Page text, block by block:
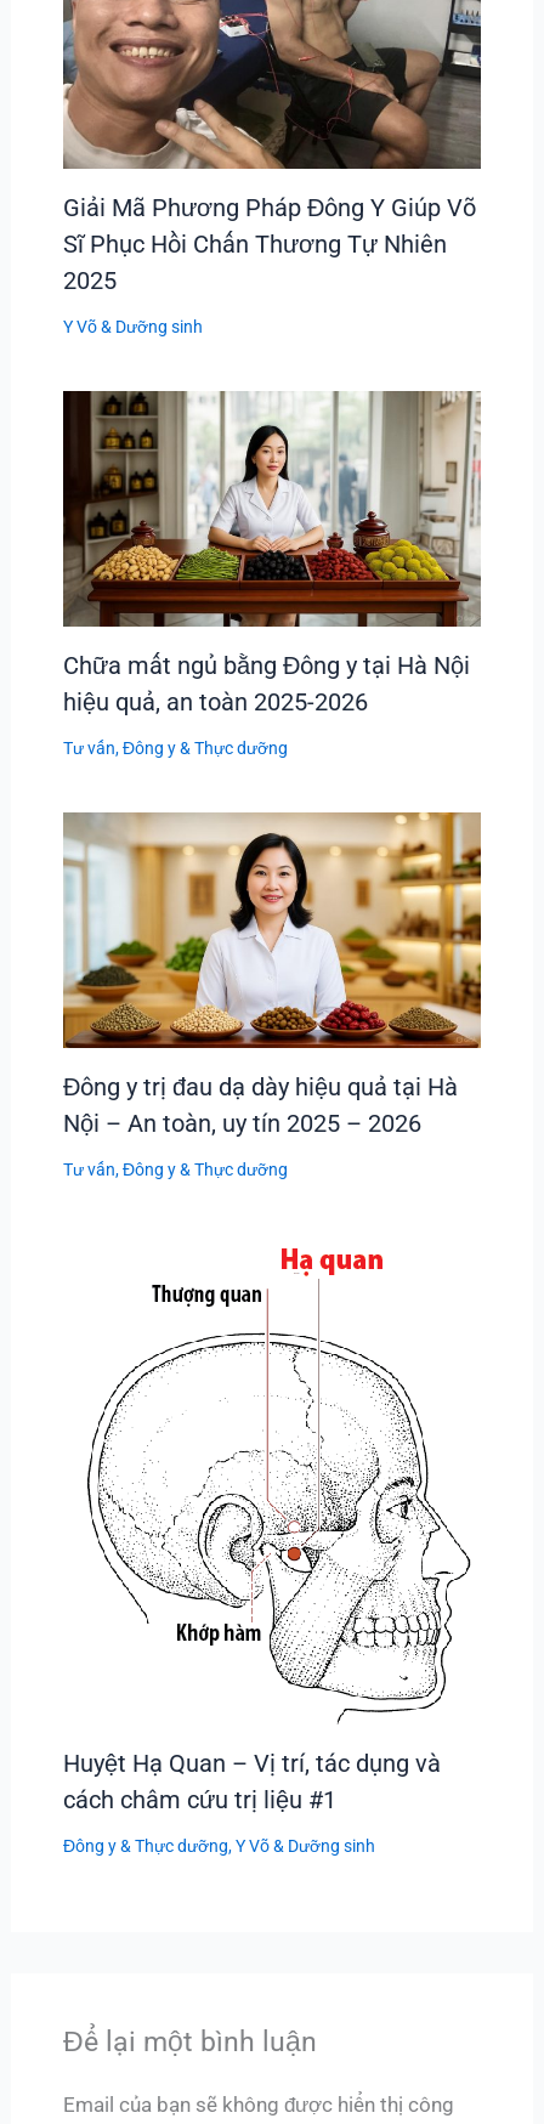
Giải Mã Phương Pháp Đông Y Giúp Võ
Sĩ Phục Hồi Chấn Thương Tự Nhiên
2025
Y Võ & Dưỡng sinh
Chữa mất ngủ bằng Đông y tại Hà Nội
hiệu quả, an toàn 2025-2026
Tư vấn,Đông y & Thực dưỡng
Đông y trị đau dạ dày hiệu quả tại Hà
Nội – An toàn, uy tín 2025 – 2026
Tư vấn,Đông y & Thực dưỡng
Huyệt Hạ Quan – Vị trí, tác dụng và
cách châm cứu trị liệu #1
Đông y & Thực dưỡng,Y Võ & Dưỡng sinh
Để lại một bình luận
Email của bạn sẽ không được hiển thị công